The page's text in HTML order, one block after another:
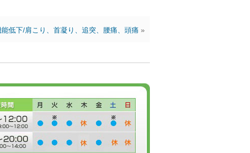
能低下/肩こり、首凝り、追突、腰痛、頭痛 »